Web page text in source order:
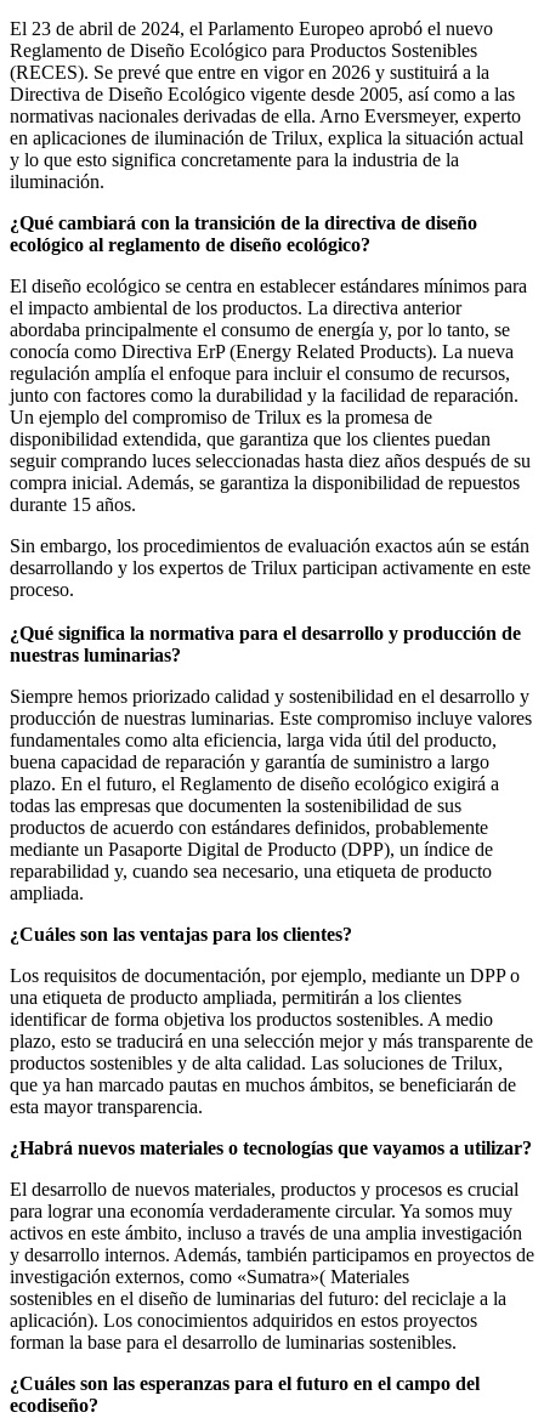
El 23 de abril de 2024, el Parlamento Europeo aprobó el nuevo
Reglamento de Diseño Ecológico para Productos Sostenibles
(RECES). Se prevé que entre en vigor en 2026 y sustituirá a la
Directiva de Diseño Ecológico vigente desde 2005, así como a las
normativas nacionales derivadas de ella. Arno Eversmeyer, experto
en aplicaciones de iluminación de Trilux, explica la situación actual
y lo que esto significa concretamente para la industria de la
iluminación.
¿Qué cambiará con la transición de la directiva de diseño
ecológico al reglamento de diseño ecológico?
El diseño ecológico se centra en establecer estándares mínimos para
el impacto ambiental de los productos. La directiva anterior
abordaba principalmente el consumo de energía y, por lo tanto, se
conocía como Directiva ErP (Energy Related Products). La nueva
regulación amplía el enfoque para incluir el consumo de recursos,
junto con factores como la durabilidad y la facilidad de reparación.
Un ejemplo del compromiso de Trilux es la promesa de
disponibilidad extendida, que garantiza que los clientes puedan
seguir comprando luces seleccionadas hasta diez años después de su
compra inicial. Además, se garantiza la disponibilidad de repuestos
durante 15 años.
Sin embargo, los procedimientos de evaluación exactos aún se están
desarrollando y los expertos de Trilux participan activamente en este
proceso.
¿Qué significa la normativa para el desarrollo y producción de
nuestras luminarias?
Siempre hemos priorizado calidad y sostenibilidad en el desarrollo y
producción de nuestras luminarias. Este compromiso incluye valores
fundamentales como alta eficiencia, larga vida útil del producto,
buena capacidad de reparación y garantía de suministro a largo
plazo. En el futuro, el Reglamento de diseño ecológico exigirá a
todas las empresas que documenten la sostenibilidad de sus
productos de acuerdo con estándares definidos, probablemente
mediante un Pasaporte Digital de Producto (DPP), un índice de
reparabilidad y, cuando sea necesario, una etiqueta de producto
ampliada.
¿Cuáles son las ventajas para los clientes?
Los requisitos de documentación, por ejemplo, mediante un DPP o
una etiqueta de producto ampliada, permitirán a los clientes
identificar de forma objetiva los productos sostenibles. A medio
plazo, esto se traducirá en una selección mejor y más transparente de
productos sostenibles y de alta calidad. Las soluciones de Trilux,
que ya han marcado pautas en muchos ámbitos, se beneficiarán de
esta mayor transparencia.
¿Habrá nuevos materiales o tecnologías que vayamos a utilizar?
El desarrollo de nuevos materiales, productos y procesos es crucial
para lograr una economía verdaderamente circular. Ya somos muy
activos en este ámbito, incluso a través de una amplia investigación
y desarrollo internos. Además, también participamos en proyectos de
investigación externos, como «Sumatra»( Materiales
sostenibles en el diseño de luminarias del futuro: del reciclaje a la
aplicación). Los conocimientos adquiridos en estos proyectos
forman la base para el desarrollo de luminarias sostenibles.
¿Cuáles son las esperanzas para el futuro en el campo del
ecodiseño?